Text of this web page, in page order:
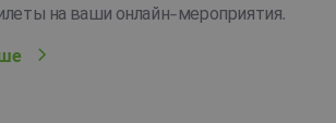
на ваши онлайн-мероприятия.